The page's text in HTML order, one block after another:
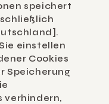
speichert
einstellen
Cookies
Speicherung
verhindern,